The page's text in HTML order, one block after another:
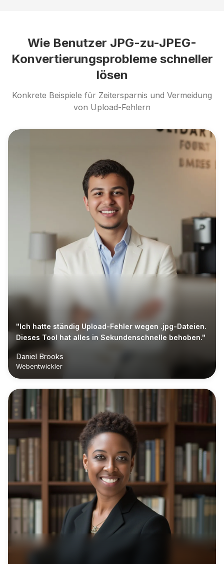
Wie Benutzer JPG-zu-JPEG-
Konvertierungsprobleme schneller
lösen
Konkrete Beispiele für Zeitersparnis und Vermeidung
von Upload-Fehlern
"Ich hatte ständig Upload-Fehler wegen .jpg-Dateien.
Dieses Tool hat alles in Sekundenschnelle behoben."
Daniel Brooks
Webentwickler